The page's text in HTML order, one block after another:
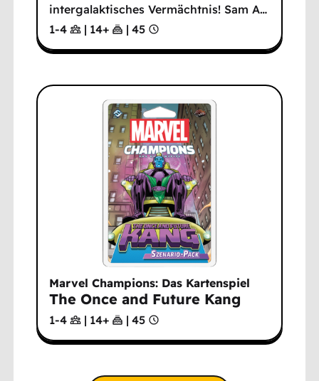
intergalaktisches Vermächtnis! Sam A…
1-4
| 14+ | 45
Marvel Champions: Das Kartenspiel
The Once and Future Kang
1-4 | 14+ | 45